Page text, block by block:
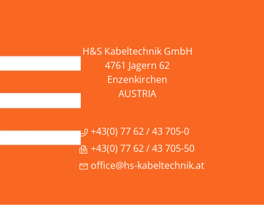
H&S Kabeltechnik GmbH
4761 Jagern 62
Enzenkirchen
AUSTRIA
+43(0) 77 62 / 43 705-0
+43(0) 77 62 / 43 705-50
office@hs-kabeltechnik.at